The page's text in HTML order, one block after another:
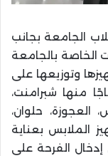
الجامعة بجانب
الخاصة بالجامعة
وتوزيعها على
منها شبرامنت،
العجوزة، حلوان،
الملابس بعناية
الفرحة على